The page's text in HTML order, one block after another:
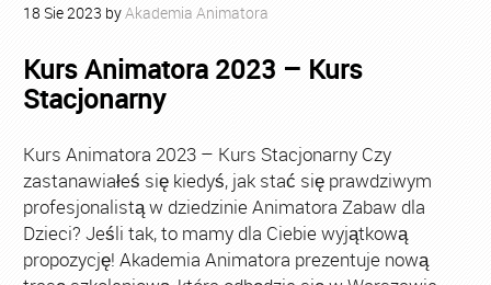
18 Sie2023 byAkademia Animatora
Kurs Animatora 2023 – Kurs
Stacjonarny
Kurs Animatora 2023 – Kurs Stacjonarny Czy
zastanawiałeś się kiedyś, jak stać się prawdziwym
profesjonalistą w dziedzinie Animatora Zabaw dla
Dzieci? Jeśli tak, to mamy dla Ciebie wyjątkową
propozycję! Akademia Animatora prezentuje nową